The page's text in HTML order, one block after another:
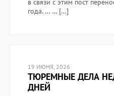
в связи с этим пост
года. … … […]
19 ИЮНЯ, 2026
ТЮРЕМНЫЕ ДЕЛА
ДНЕЙ